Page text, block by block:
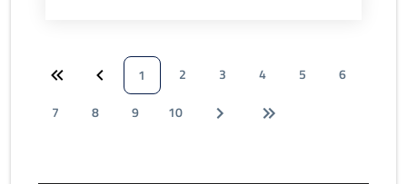
1 2 3 4 5
6
7
8 9 10